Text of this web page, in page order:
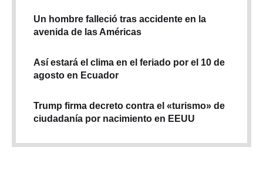
Un hombre falleció tras accidente en la
avenida de las Américas
Así estará el clima en el feriado por el 10 de
agosto en Ecuador
Trump firma decreto contra el «turismo» de
ciudadanía por nacimiento en EEUU